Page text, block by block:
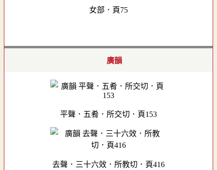
女部．頁75
廣韻
平聲．五肴．所交切．頁153
去聲．三十六效．所教切．頁416